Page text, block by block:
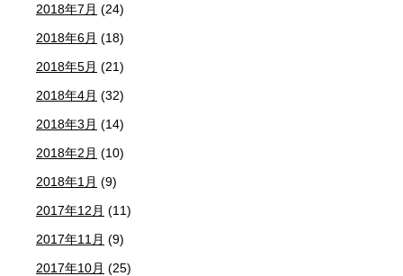
2018年7月 (24)
2018年6月 (18)
2018年5月 (21)
2018年4月 (32)
2018年3月 (14)
2018年2月 (10)
2018年1月 (9)
2017年12月 (11)
2017年11月 (9)
2017年10月 (25)